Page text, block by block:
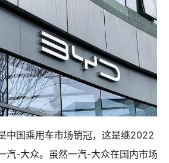
中国乘用车市场销冠，这是继2022
汽-大众。虽然一汽-大众在国内市场